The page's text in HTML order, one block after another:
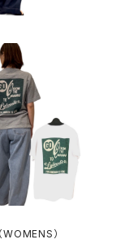
）